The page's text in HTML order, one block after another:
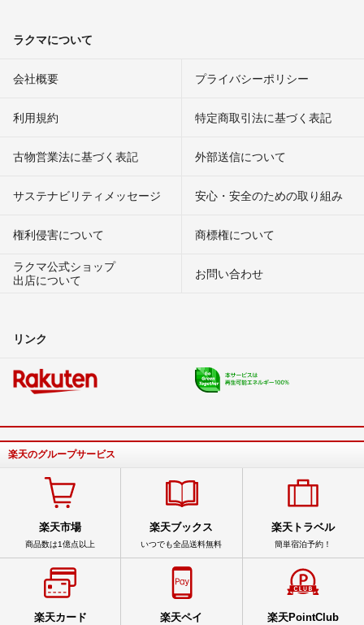
ラクマについて
会社概要 プライバシーポリシー
利用規約 特定商取引法に基づく表記
古物営業法に基づく表記 外部送信について
サステナビリティメッセージ 安心・安全のための取り組み
権利侵害について
商標権について
ラクマ公式ショップ
出店について
お問い合わせ
リンク
楽天のグループサービス
楽天市場
商品数は1億点以上
楽天ブックス
いつでも全品送料無料
楽天トラベル
簡単宿泊予約！
楽天カード 楽天ペイ 楽天PointClub